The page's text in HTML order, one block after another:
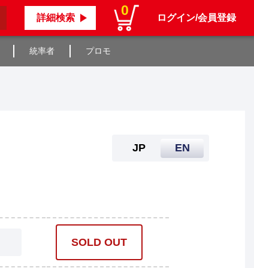
詳細検索 0 ログイン/会員登録
統率者 プロモ
JP EN
SOLD OUT